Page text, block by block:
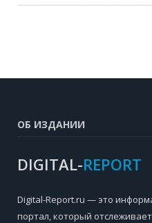
ОБ ИЗДАНИИ
DIGITAL-REPORT
Digital-Report.ru — это
портал, который